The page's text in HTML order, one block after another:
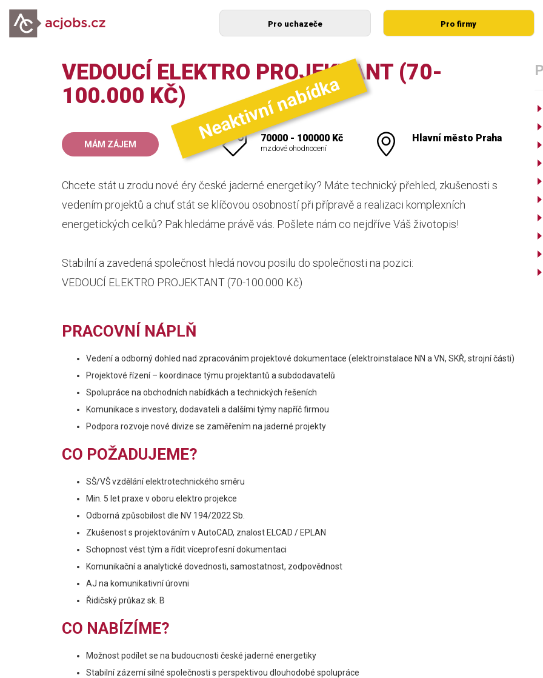
Pro uchazeče Pro firmy
VEDOUCÍ ELEKTRO PROJEKTANT (70-
100.000 KČ) Neaktivní nabídka
MÁM ZÁJEM
70000 - 100000 Kč
mzdové ohodnocení
Hlavní město Praha
Chcete stát u zrodu nové éry české jaderné energetiky? Máte technický přehled, zkušenosti s
vedením projektů a chuť stát se klíčovou osobností při přípravě a realizaci komplexních
energetických celků? Pak hledáme právě vás. Pošlete nám co nejdříve Váš životopis!
Stabilní a zavedená společnost hledá novou posilu do společnosti na pozici:
VEDOUCÍ ELEKTRO PROJEKTANT (70-100.000 Kč)
PRACOVNÍ NÁPLŇ
Vedení a odborný dohled nad zpracováním projektové dokumentace (elektroinstalace NN a VN, SKŘ, strojní části)
Projektové řízení – koordinace týmu projektantů a subdodavatelů
Spolupráce na obchodních nabídkách a technických řešeních
Komunikace s investory, dodavateli a dalšími týmy napříč firmou
Podpora rozvoje nové divize se zaměřením na jaderné projekty
CO POŽADUJEME?
SŠ/VŠ vzdělání elektrotechnického směru
Min. 5 let praxe v oboru elektro projekce
Odborná způsobilost dle NV 194/2022 Sb.
Zkušenost s projektováním v AutoCAD, znalost ELCAD / EPLAN
Schopnost vést tým a řídit víceprofesní dokumentaci
Komunikační a analytické dovednosti, samostatnost, zodpovědnost
AJ na komunikativní úrovni
Řidičský průkaz sk. B
CO NABÍZÍME?
Možnost podílet se na budoucnosti české jaderné energetiky
Stabilní zázemí silné společnosti s perspektivou dlouhodobé spolupráce